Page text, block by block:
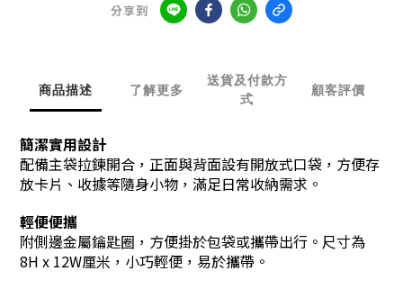
分享到
商品描述 了解更多
送貨及付款方
式
顧客評價
簡潔實用設計
配備主袋拉鍊開合，正面與背面設有開放式口袋，方便存
放卡片、收據等隨身小物，滿足日常收納需求。
輕便便攜
附側邊金屬鑰匙圈，方便掛於包袋或攜帶出行。尺寸為
8H x 12W厘米，小巧輕便，易於攜帶。